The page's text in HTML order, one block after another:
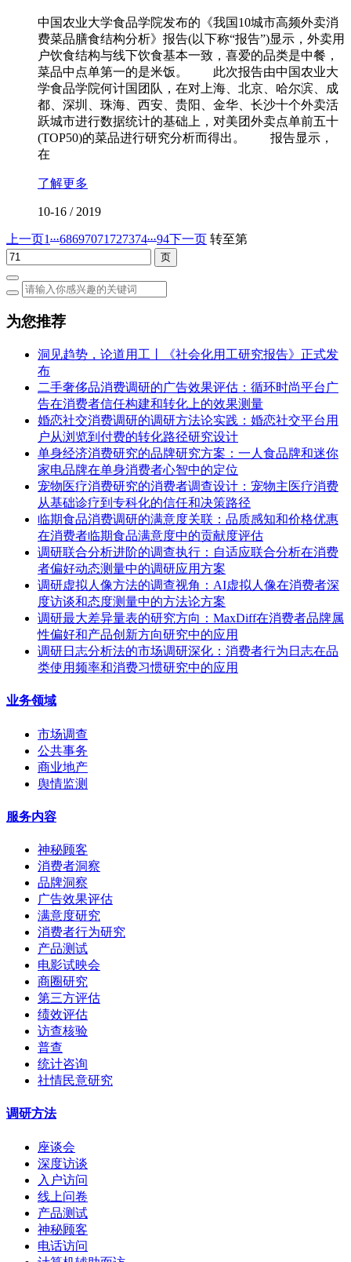
中国农业大学食品学院发布的《我国10城市高频外卖消
费菜品膳食结构分析》报告(以下称“报告”)显示，外卖用
户饮食结构与线下饮食基本一致，喜爱的品类是中餐，
菜品中点单第一的是米饭。 此次报告由中国农业大
学食品学院何计国团队，在对上海、北京、哈尔滨、成
都、深圳、珠海、西安、贵阳、金华、长沙十个外卖活
跃城市进行数据统计的基础上，对美团外卖点单前五十
(TOP50)的菜品进行研究分析而得出。 报告显示，
在
了解更多
10-16 / 2019
上一页1...68697071 727374...94下一页 转至第
为您推荐
洞见趋势，论道用工丨《社会化用工研究报告》正式发
布
二手奢侈品消费调研的广告效果评估：循环时尚平台广
告在消费者信任构建和转化上的效果测量
婚恋社交消费调研的调研方法论实践：婚恋社交平台用
户从浏览到付费的转化路径研究设计
单身经济消费研究的品牌研究方案：一人食品牌和迷你
家电品牌在单身消费者心智中的定位
宠物医疗消费研究的消费者调查设计：宠物主医疗消费
从基础诊疗到专科化的信任和决策路径
临期食品消费调研的满意度关联：品质感知和价格优惠
在消费者临期食品满意度中的贡献度评估
调研联合分析进阶的调查执行：自适应联合分析在消费
者偏好动态测量中的调研应用方案
调研虚拟人像方法的调查视角：AI虚拟人像在消费者深
度访谈和态度测量中的方法论方案
调研最大差异量表的研究方向：MaxDiff在消费者品牌属
性偏好和产品创新方向研究中的应用
调研日志分析法的市场调研深化：消费者行为日志在品
类使用频率和消费习惯研究中的应用
业务领域
市场调查
公共事务
商业地产
舆情监测
服务内容
神秘顾客
消费者洞察
品牌洞察
广告效果评估
满意度研究
消费者行为研究
产品测试
电影试映会
商圈研究
第三方评估
绩效评估
访查核验
普查
统计咨询
社情民意研究
调研方法
座谈会
深度访谈
入户访问
线上问卷
产品测试
神秘顾客
电话访问